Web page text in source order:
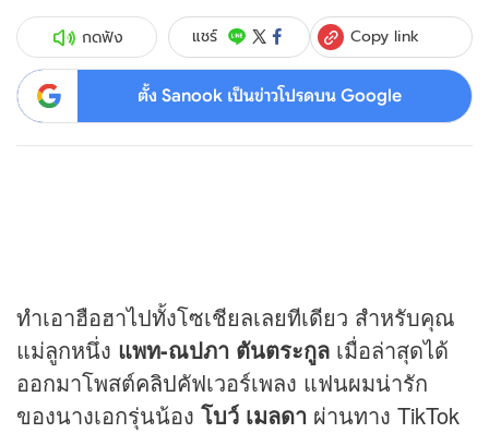
กดฟัง แชร์ Copy link
ตั้ง Sanook เป็นข่าวโปรดบน Google
ทำเอาฮือฮาไปทั้งโซเชียลเลยทีเดียว สำหรับคุณ
แม่ลูกหนึ่ง แพท-ณปภา ตันตระกูล เมื่อล่าสุดได้
ออกมาโพสต์คลิปคัฟเวอร์เพลง แฟนผมน่ารัก
ของนางเอกรุ่นน้อง โบว์ เมลดา ผ่านทาง TikTok